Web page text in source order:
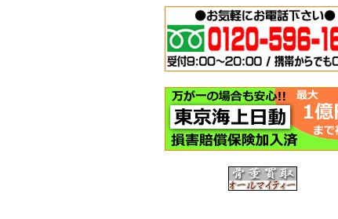
庫)のお買取をさ
せて頂きました-
神戸市西区
神戸市西区のお
客様から買取依
頼を頂戴し、回
収作業にお伺い
いたしました。
今回は使用頻 ...
今日は神
区のお客
自転車の
頼を頂き
ました。
随分と以
この記事を読